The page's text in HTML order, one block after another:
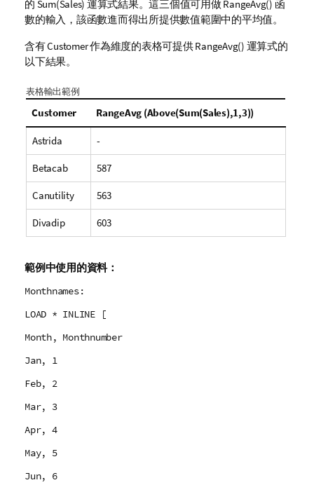
的 Sum(Sales) 運算式結果。這三個值可用做 RangeAvg() 函
數的輸入，該函數進而得出所提供數值範圍中的平均值。
含有Customer作為維度的表格可提供RangeAvg() 運算式的
以下結果。
表格輸出範例
Customer RangeAvg (Above(Sum(Sales),1,3))
Astrida -
Betacab 587
Canutility 563
Divadip 603
範例中使用的資料：
Monthnames:
LOAD * INLINE [
Month, Monthnumber
Jan, 1
Feb, 2
Mar, 3
Apr, 4
May, 5
Jun, 6